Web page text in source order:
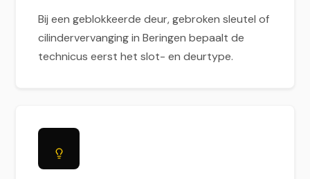
Bij een geblokkeerde deur, gebroken sleutel of
cilindervervanging in Beringen bepaalt de
technicus eerst het slot- en deurtype.